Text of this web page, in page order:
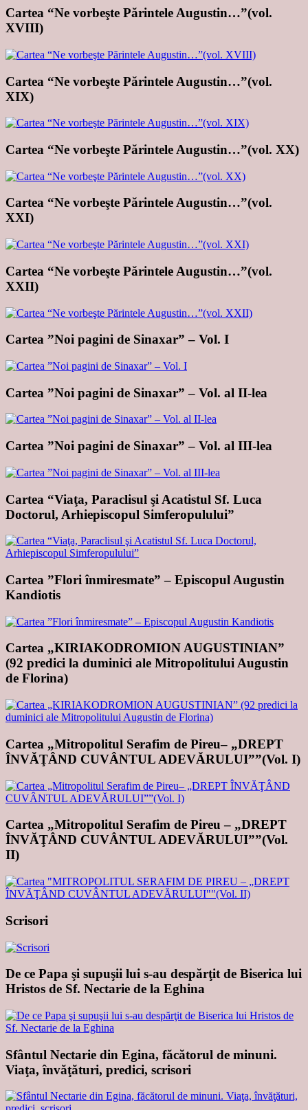
Cartea “Ne vorbeşte Părintele Augustin…”(vol.
XVIII)
Cartea “Ne vorbeşte Părintele Augustin…”(vol.
XIX)
Cartea “Ne vorbeşte Părintele Augustin…”(vol. XX)
Cartea “Ne vorbeşte Părintele Augustin…”(vol.
XXI)
Cartea “Ne vorbeşte Părintele Augustin…”(vol.
XXII)
Cartea ”Noi pagini de Sinaxar” – Vol. I
Cartea ”Noi pagini de Sinaxar” – Vol. al II-lea
Cartea ”Noi pagini de Sinaxar” – Vol. al III-lea
Cartea “Viaţa, Paraclisul şi Acatistul Sf. Luca
Doctorul, Arhiepiscopul Simferopulului”
Cartea ”Flori înmiresmate” – Episcopul Augustin
Kandiotis
Cartea „KIRIAKODROMION AUGUSTINIAN”
(92 predici la duminici ale Mitropolitului Augustin
de Florina)
Cartea „Mitropolitul Serafim de Pireu– „DREPT
ÎNVĂŢÂND CUVÂNTUL ADEVĂRULUI””(Vol. I)
Cartea „Mitropolitul Serafim de Pireu – „DREPT
ÎNVĂŢÂND CUVÂNTUL ADEVĂRULUI””(Vol.
II)
Scrisori
De ce Papa şi supuşii lui s-au despărţit de Biserica lui
Hristos de Sf. Nectarie de la Eghina
Sfântul Nectarie din Egina, făcătorul de minuni.
Viaţa, învăţături, predici, scrisori